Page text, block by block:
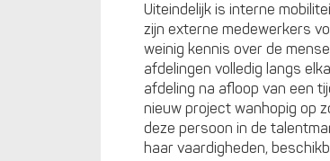
Uiteindelijk is interne
zijn externe medewerkers
weinig kennis over de
afdelingen volledig langs
afdeling na afloop van een
nieuw project wanhopig op
deze persoon in de
haar vaardigheden,